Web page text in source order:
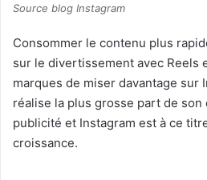
Source blog Instagram
Consommer le contenu plus
sur le divertissement avec Reels
marques de miser davantage sur
réalise la plus grosse part de son
publicité et Instagram est à ce
croissance.